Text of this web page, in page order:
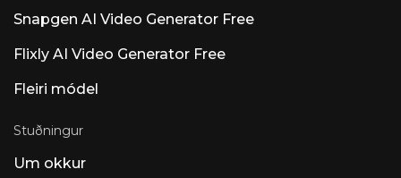
Snapgen AI Video Generator Free
Flixly AI Video Generator Free
Fleiri módel
Stuðningur
Um okkur